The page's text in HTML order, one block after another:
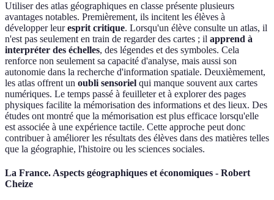
Utiliser des atlas géographiques en classe présente plusieurs
avantages notables. Premièrement, ils incitent les élèves à
développer leuresprit critique. Lorsqu'un élève consulte un atlas, il
n'est pas seulement en train de regarder des cartes ; il apprend à
interpréter des échelles, des légendes et des symboles. Cela
renforce non seulement sa capacité d'analyse, mais aussi son
autonomie dans la recherche d'information spatiale. Deuxièmement,
les atlas offrent un oubli sensoriel qui manque souvent aux cartes
numériques. Le temps passé à feuilleter et à explorer des pages
physiques facilite la mémorisation des informations et des lieux. Des
études ont montré que la mémorisation est plus efficace lorsqu'elle
est associée à une expérience tactile. Cette approche peut donc
contribuer à améliorer les résultats des élèves dans des matières telles
que la géographie, l'histoire ou les sciences sociales.
La France. Aspects géographiques et économiques - Robert
Cheize